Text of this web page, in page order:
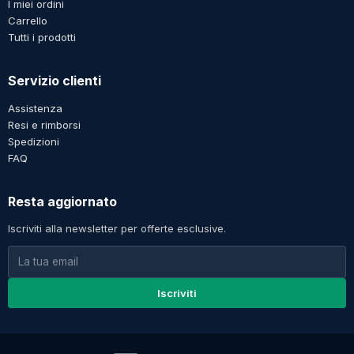
I miei ordini
Carrello
Tutti i prodotti
Servizio clienti
Assistenza
Resi e rimborsi
Spedizioni
FAQ
Resta aggiornato
Iscriviti alla newsletter per offerte esclusive.
Iscriviti